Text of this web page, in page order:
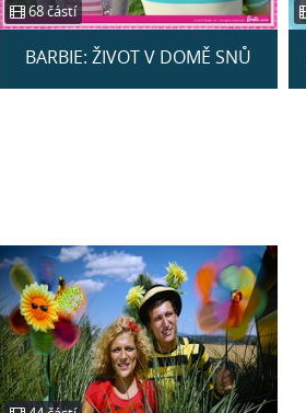
68 částí
BARBIE: ŽIVOT V DOMĚ SNŮ